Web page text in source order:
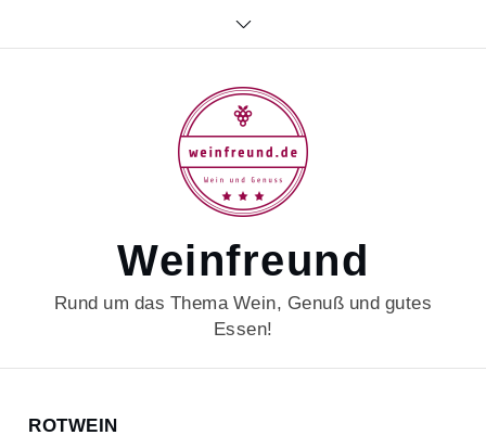
Weinfreund
Rund um das Thema Wein, Genuß und gutes
Essen!
Home
ROTWEIN